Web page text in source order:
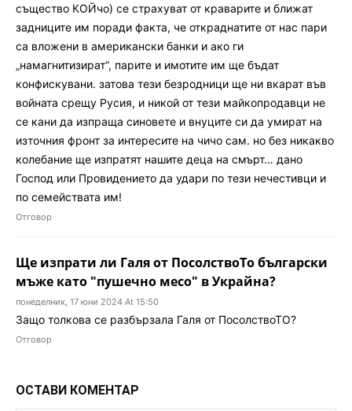
същество КОЙчо) се страхуват от краварите и ближат
задниците им поради факта, че откраднатите от нас пари
са вложени в американски банки и ако ги
„намагнитизират“, парите и имотите им ще бъдат
конфискувани. затова тези безродници ще ни вкарат във
войната срещу Русия, и никой от тези майкопродавци не
се кани да изпраща синовете и внуците си да умират на
източния фронт за интересите на чичо сам. но без никакво
колебание ще изпратят нашите деца на смърт… дано
Господ или Провидението да удари по тези нечестивци и
по семействата им!
Отговор
Ще изпрати ли Галя от ПосолствоТо български
мъже като "пушечно месо" в Украйна?
понеделник, 17 юни 2024 At 15:50
Защо толкова се разбързала Галя от ПосолствоТО?
Отговор
ОСТАВИ КОМЕНТАР